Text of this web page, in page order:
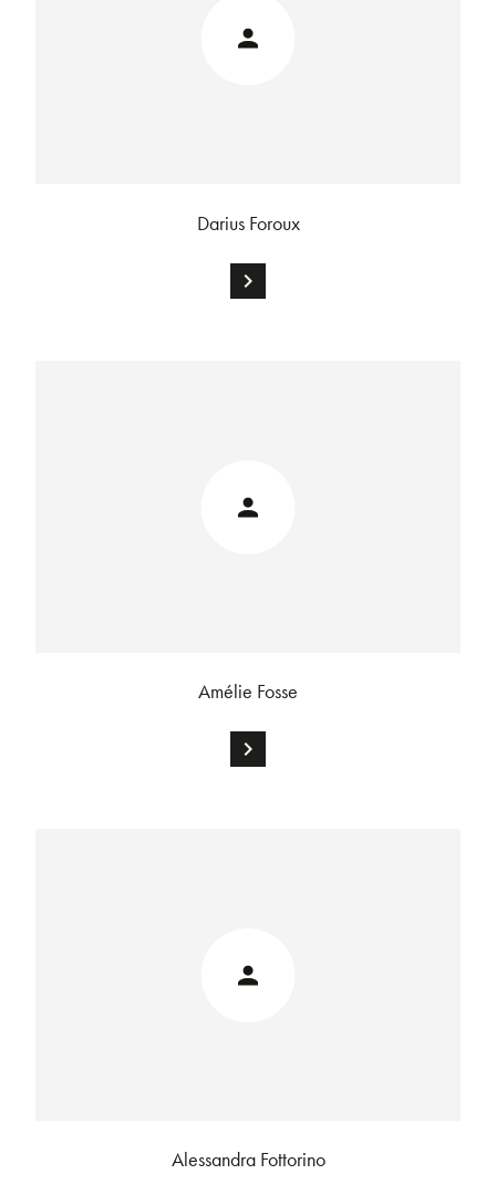
Darius Foroux
chevron_right
Amélie Fosse
chevron_right
Alessandra Fottorino